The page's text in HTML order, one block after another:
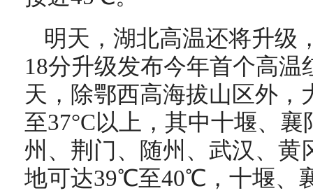
明天，湖北高温还将升级
18分升级发布今年首个高
天，除鄂西高海拔山区外，
至37°C以上，其中十堰、
州、荆门、随州、武汉、黄
地可达39℃至40℃，十堰、